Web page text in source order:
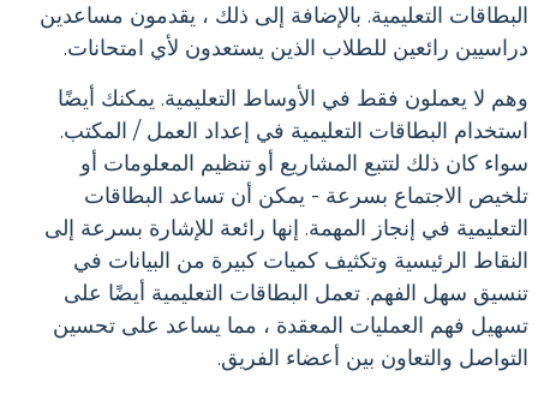
البطاقات التعليمية. بالإضافة إلى ذلك ، يقدمون مساعدين
دراسيين رائعين للطلاب الذين يستعدون لأي امتحانات.
وهم لا يعملون فقط في الأوساط التعليمية. يمكنك أيضًا
استخدام البطاقات التعليمية في إعداد العمل / المكتب.
سواء كان ذلك لتتبع المشاريع أو تنظيم المعلومات أو
تلخيص الاجتماع بسرعة - يمكن أن تساعد البطاقات
التعليمية في إنجاز المهمة. إنها رائعة للإشارة بسرعة إلى
النقاط الرئيسية وتكثيف كميات كبيرة من البيانات في
تنسيق سهل الفهم. تعمل البطاقات التعليمية أيضًا على
تسهيل فهم العمليات المعقدة ، مما يساعد على تحسين
التواصل والتعاون بين أعضاء الفريق.